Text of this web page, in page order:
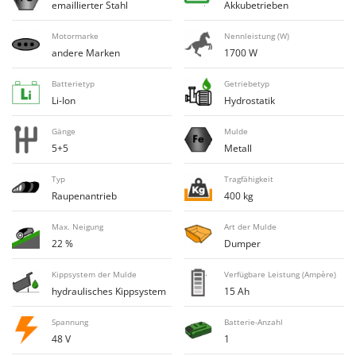
Flockenquetschen
Furchenzieher für Traktoren
G
Gartengrills
Gartenpumpen
Gebläsespritzen für Traktoren
Gerätehäuser
Getreidemühlen
Grabenfräsen
Grubber - Tiefenlockerer
Grubber für Traktor
H
Häcksler
Handsägen auf Verlängerung
Heckcontainer für Traktoren
Bosch
Brumi
BullMach
C
C.EL.ME.
Calory Forni
Campagnola
Campingaz
Castelgarden
Castellari
Ceccato Olindo
Char-Broil
Classe
Clementi
Cofra
emaillierter Stahl Akkubetrieben
Motormarke
andere Marken
Nennleistung (W)
1700 W
Batterietyp
Li-Ion
Getriebetyp
Hydrostatik
Gänge
5+5
Mulde
Metall
Typ
Raupenantrieb
Tragfähigkeit
400 kg
Max. Neigung
22 %
Art der Mulde
Dumper
Kippsystem der Mulde
hydraulisches Kippsystem
Verfügbare Leistung (Ampère)
15 Ah
Spannung
48 V
Batterie-Anzahl
1